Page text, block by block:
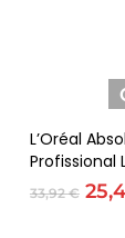
L’Oréal
Profissional
33,92€ O